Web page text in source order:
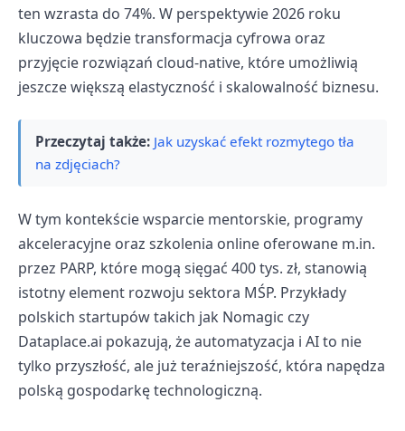
ten wzrasta do 74%. W perspektywie 2026 roku
kluczowa będzie transformacja cyfrowa oraz
przyjęcie rozwiązań cloud-native, które umożliwią
jeszcze większą elastyczność i skalowalność biznesu.
Przeczytaj także: Jak uzyskać efekt rozmytego tła
na zdjęciach?
W tym kontekście wsparcie mentorskie, programy
akceleracyjne oraz szkolenia online oferowane m.in.
przez PARP, które mogą sięgać 400 tys. zł, stanowią
istotny element rozwoju sektora MŚP. Przykłady
polskich startupów takich jak Nomagic czy
Dataplace.ai pokazują, że automatyzacja i AI to nie
tylko przyszłość, ale już teraźniejszość, która napędza
polską gospodarkę technologiczną.